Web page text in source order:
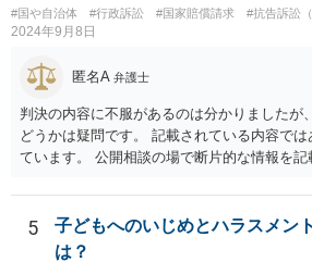
#国や自治体 #行政訴訟 #国家賠償請求 #抗告訴訟
2024年9月8日
匿名A 弁護士
判決の内容に不服があるのは分かりましたが
どうかは疑問です。 記載されている内容で
ています。 公開相談の場で断片的な情報を
ます。
5
子どもへのいじめとハラスメン
は？